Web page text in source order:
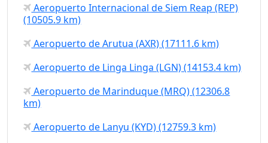
Aeropuerto Internacional de Siem Reap (REP)
(10505.9 km)
Aeropuerto de Arutua (AXR) (17111.6 km)
Aeropuerto de Linga Linga (LGN) (14153.4 km)
Aeropuerto de Marinduque (MRQ) (12306.8
km)
Aeropuerto de Lanyu (KYD) (12759.3 km)